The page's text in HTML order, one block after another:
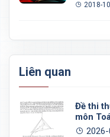
2018-
Liên quan
Đề thi
môn